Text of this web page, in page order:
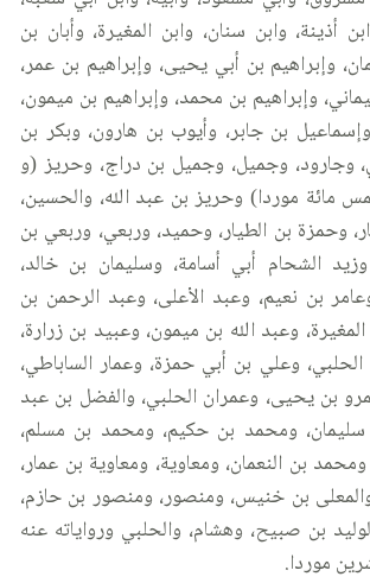
أذينة، وابن سنان، وابن المغيرة، وأبان بن
وإبراهيم بن أبي يحيى، وإبراهيم بن عمر،
وإبراهيم بن محمد، وإبراهيم بن ميمون،
بن جابر، وأيوب بن هارون، وبكر بن
وجارود، وجميل، وجميل بن دراج، وحريز (و
مائة موردا) وحريز بن عبد الله، والحسين،
وحمزة بن الطيار، وحميد، وربعي، وربعي بن
وزيد الشحام أبي أسامة، وسليمان بن خالد،
بن نعيم، وعبد الأعلى، وعبد الرحمن بن
وعبد الله بن ميمون، وعبيد بن زرارة،
وعلي بن أبي حمزة، وعمار الساباطي،
بن يحيى، وعمران الحلبي، والفضل بن عبد
سليمان، ومحمد بن حكيم، ومحمد بن مسلم،
بن النعمان، ومعاوية، ومعاوية بن عمار،
بن خنيس، ومنصور، ومنصور بن حازم،
بن صبيح، وهشام، والحلبي ورواياته عنه
موردا.